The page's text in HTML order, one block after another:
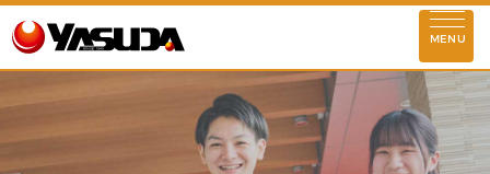
MENU
お知らせ
企業理念